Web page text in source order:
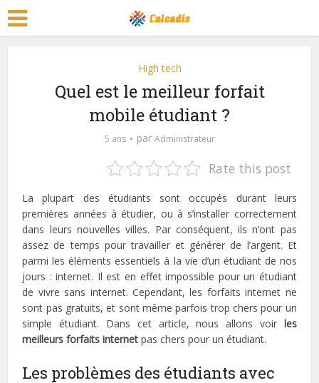
High tech
Quel est le meilleur forfait
mobile étudiant ?
5 ans par Administrateur
Rate this post
La plupart des étudiants sont occupés durant leurs
premières années à étudier, ou à s’installer correctement
dans leurs nouvelles villes. Par conséquent, ils n’ont pas
assez de temps pour travailler et générer de l’argent. Et
parmi les éléments essentiels à la vie d’un étudiant de nos
jours : internet. Il est en effet impossible pour un étudiant
de vivre sans internet. Cependant, les forfaits internet ne
sont pas gratuits, et sont même parfois trop chers pour un
simple étudiant. Dans cet article, nous allons voir les
meilleurs forfaits internet pas chers pour un étudiant.
Les problèmes des étudiants avec